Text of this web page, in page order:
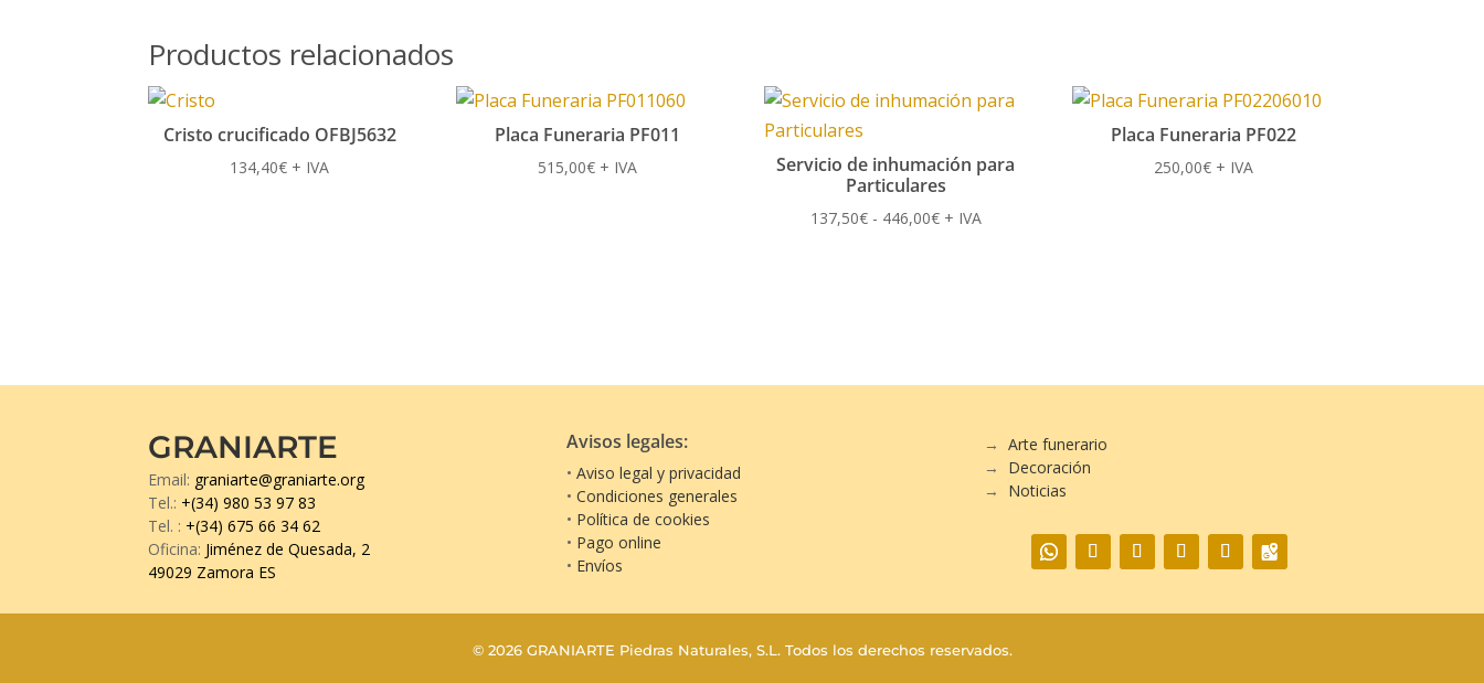
Productos relacionados
Cristo crucificado OFBJ5632
134,40€ + IVA
Placa Funeraria PF011
515,00€ + IVA
Servicio de inhumación para
Particulares
137,50€ - 446,00€Rango
+ IVA
Placa Funeraria PF022
250,00€ + IVA
GRANIARTE
Email: graniarte@graniarte.org
Tel.: +(34) 980 53 97 83
Tel. : +(34) 675 66 34 62
Oficina: Jiménez de Quesada, 2
49029 Zamora ES
Avisos legales:
• Aviso legal y privacidad
• Condiciones generales
• Política de cookies
• Pago online
• Envíos
→ Arte funerario
→ Decoración
→ Noticias
© 2026 GRANIARTE Piedras Naturales, S.L. Todos los derechos reservados.